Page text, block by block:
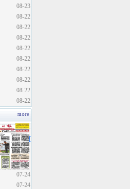
08-23
08-22
08-22
08-22
08-22
08-22
08-22
08-22
08-22
08-22
more
07-24
·
[
07-24